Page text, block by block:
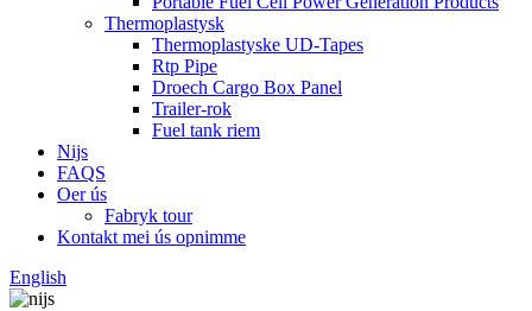
Thermoplastysk
Thermoplastyske UD-Tapes
Rtp Pipe
Droech Cargo Box Panel
Trailer-rok
Fuel tank riem
Nijs
FAQS
Oer ús
Fabryk tour
Kontakt mei ús opnimme
English